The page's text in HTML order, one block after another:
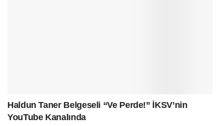
Haldun Taner Belgeseli “Ve Perde!” İKSV’nin
YouTube Kanalında